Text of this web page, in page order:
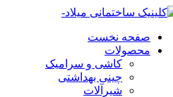
صفحه نخست
محصولات
کاشی و سرامیک
چینی بهداشتی
شیرآلات